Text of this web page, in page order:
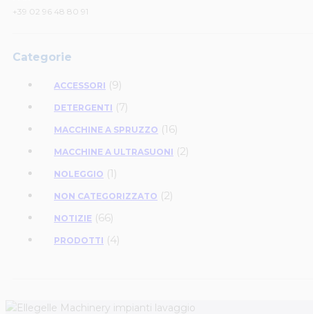
+39 02 96 48 80 91
Categorie
ACCESSORI (9)
DETERGENTI (7)
MACCHINE A SPRUZZO (16)
MACCHINE A ULTRASUONI (2)
NOLEGGIO (1)
NON CATEGORIZZATO (2)
NOTIZIE (66)
PRODOTTI (4)